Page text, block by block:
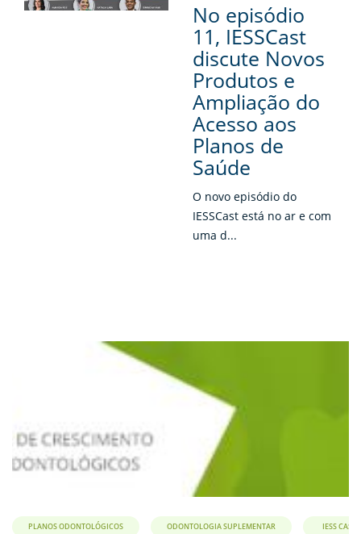
No episódio
11, IESSCast
discute Novos
Produtos e
Ampliação do
Acesso aos
Planos de
Saúde
O novo episódio do
IESSCast está no ar e com
uma d...
PLANOS ODONTOLÓGICOS ODONTOLOGIA SUPLEMENTAR IESS CAST